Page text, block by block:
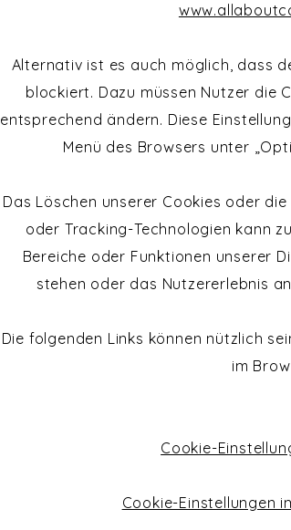
Alternativ ist es auch möglich, dass
blockiert. Dazu müssen Nutzer die
entsprechend ändern. Diese
Menü des Browsers unter
Das Löschen unserer Cookies oder
oder Tracking-Technologien kann
Bereiche oder Funktionen unserer
stehen oder das Nutzererlebnis
Die folgenden Links können nützlich
im
Cookie-
Cookie-Einstellungen